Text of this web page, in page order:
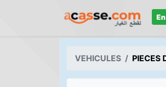
En
VEHICULES PIECES